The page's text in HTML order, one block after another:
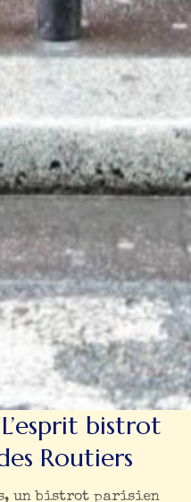
bistrot
Routiers
un bistrot parisien